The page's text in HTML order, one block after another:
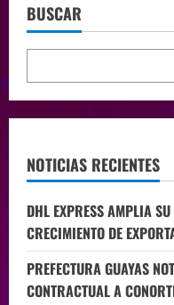
BUSCAR
NOTICIAS RECIENTES
DHL EXPRESS AMPLIA
CRECIMIENTO DE
PREFECTURA GUAYAS
CONTRACTUAL A